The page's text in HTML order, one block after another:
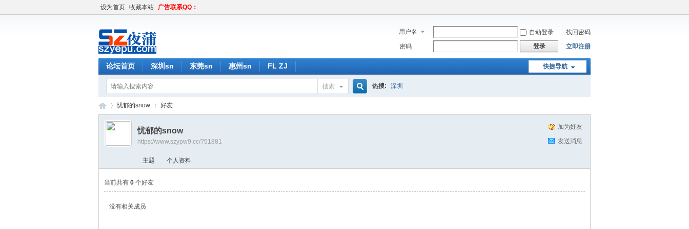
设为首页 收藏本站 广告联系QQ：
用户名 自动登录
找回密码
密码
登录 立即注册
快捷导航
论坛首页 深圳sn 东莞sn 惠州sn FL ZJ
搜索 热搜: 深圳
›
忧郁的snow 好友
加为好友
发送消息
忧郁的snow
https://www.szypw9.cc/?51881
主题 个人资料
当前共有 0 个好友
没有相关成员